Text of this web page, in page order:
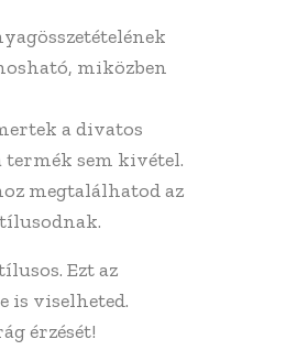
miközben
a divatos
termék sem kivétel.
megtalálhatod az
Ezt az
is viselheted.
érzését!